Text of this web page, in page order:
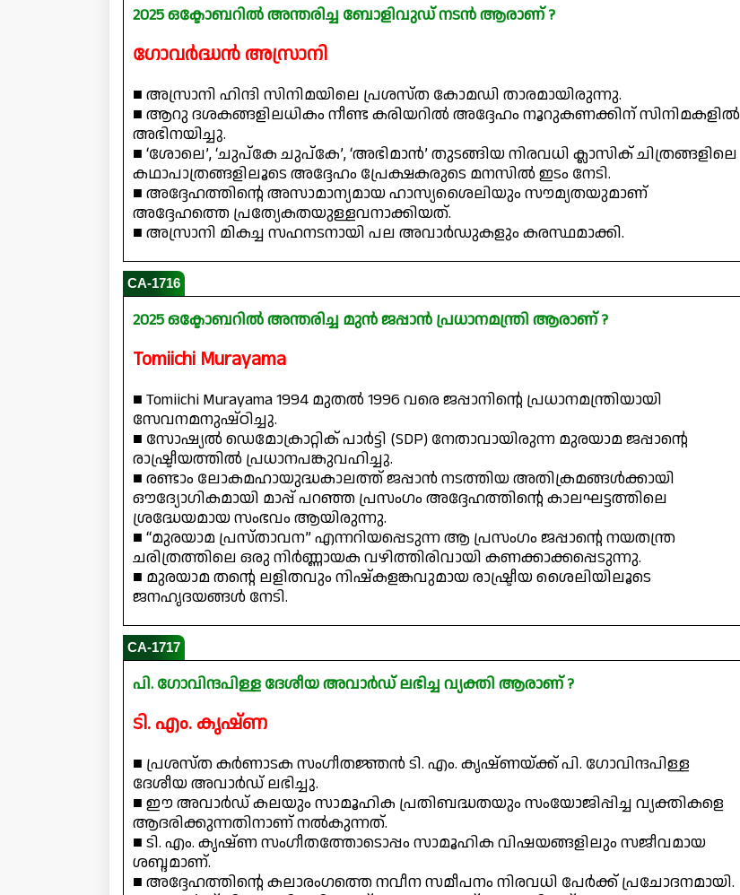
2025 ഒക്ടോബറിൽ അന്തരിച്ച ബോളിവുഡ് നടൻ ആരാണ് ?
ഗോവർദ്ധൻ അസ്രാനി
■ അസ്രാനി ഹിന്ദി സിനിമയിലെ പ്രശസ്ത കോമഡി താരമായിരുന്നു.
■ ആറു ദശകങ്ങളിലധികം നീണ്ട കരിയറിൽ അദ്ദേഹം നൂറുകണക്കിന് സിനിമകളിൽ
അഭിനയിച്ചു.
■ ‘ശോലെ’, ‘ചുപ്കേ ചുപ്കേ’, ‘അഭിമാൻ’ തുടങ്ങിയ നിരവധി ക്ലാസിക് ചിത്രങ്ങളിലെ
കഥാപാത്രങ്ങളിലൂടെ അദ്ദേഹം പ്രേക്ഷകരുടെ മനസിൽ ഇടം നേടി.
■ അദ്ദേഹത്തിന്റെ അസാമാന്യമായ ഹാസ്യശൈലിയും സൗമ്യതയുമാണ്
അദ്ദേഹത്തെ പ്രത്യേകതയുള്ളവനാക്കിയത്.
■ അസ്രാനി മികച്ച സഹനടനായി പല അവാർഡുകളും കരസ്ഥമാക്കി.
CA-1716
2025 ഒക്ടോബറിൽ അന്തരിച്ച മുൻ ജപ്പാൻ പ്രധാനമന്ത്രി ആരാണ് ?
Tomiichi Murayama
■ Tomiichi Murayama 1994 മുതൽ 1996 വരെ ജപ്പാനിന്റെ പ്രധാനമന്ത്രിയായി
സേവനമനുഷ്ഠിച്ചു.
■ സോഷ്യൽ ഡെമോക്രാറ്റിക് പാർട്ടി (SDP) നേതാവായിരുന്ന മുരയാമ ജപ്പാന്റെ
രാഷ്ട്രീയത്തിൽ പ്രധാനപങ്കുവഹിച്ചു.
■ രണ്ടാം ലോകമഹായുദ്ധകാലത്ത് ജപ്പാൻ നടത്തിയ അതിക്രമങ്ങൾക്കായി
ഔദ്യോഗികമായി മാപ്പ് പറഞ്ഞ പ്രസംഗം അദ്ദേഹത്തിന്റെ കാലഘട്ടത്തിലെ
ശ്രദ്ധേയമായ സംഭവം ആയിരുന്നു.
■ “മുരയാമ പ്രസ്താവന” എന്നറിയപ്പെടുന്ന ആ പ്രസംഗം ജപ്പാന്റെ നയതന്ത്ര
ചരിത്രത്തിലെ ഒരു നിർണ്ണായക വഴിത്തിരിവായി കണക്കാക്കപ്പെടുന്നു.
■ മുരയാമ തന്റെ ലളിതവും നിഷ്കളങ്കവുമായ രാഷ്ട്രീയ ശൈലിയിലൂടെ
ജനഹൃദയങ്ങൾ നേടി.
CA-1717
പി. ഗോവിന്ദപിള്ള ദേശീയ അവാർഡ് ലഭിച്ച വ്യക്തി ആരാണ് ?
ടി. എം. കൃഷ്ണ
■ പ്രശസ്ത കർണാടക സംഗീതജ്ഞൻ ടി. എം. കൃഷ്ണയ്ക്ക് പി. ഗോവിന്ദപിള്ള
ദേശീയ അവാർഡ് ലഭിച്ചു.
■ ഈ അവാർഡ് കലയും സാമൂഹിക പ്രതിബദ്ധതയും സംയോജിപ്പിച്ച വ്യക്തികളെ
ആദരിക്കുന്നതിനാണ് നൽകുന്നത്.
■ ടി. എം. കൃഷ്ണ സംഗീതത്തോടൊപ്പം സാമൂഹിക വിഷയങ്ങളിലും സജീവമായ
ശബ്ദമാണ്.
■ അദ്ദേഹത്തിന്റെ കലാരംഗത്തെ നവീന സമീപനം നിരവധി പേർക്ക് പ്രചോദനമായി.